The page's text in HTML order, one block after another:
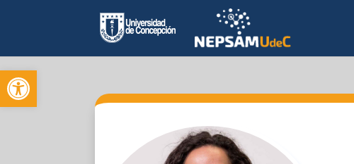
Open toolbar